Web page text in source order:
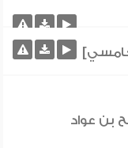
بن عواد